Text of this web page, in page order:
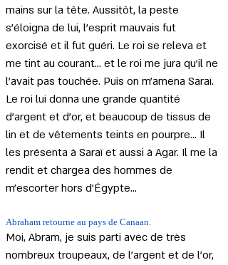
mains sur la tête. Aussitôt, la peste
s'éloigna de lui, l'esprit mauvais fut
exorcisé et il fut guéri. Le roi se releva et
me tint au courant... et le roi me jura qu'il ne
l'avait pas touchée. Puis on m'amena Saraï.
Le roi lui donna une grande quantité
d'argent et d'or, et beaucoup de tissus de
lin et de vêtements teints en pourpre... Il
les présenta à Saraï et aussi à Agar. Il me la
rendit et chargea des hommes de
m'escorter hors d'Égypte...
Abraham retourne au pays de Canaan.
Moi, Abram, je suis parti avec de très
nombreux troupeaux, de l'argent et de l'or,